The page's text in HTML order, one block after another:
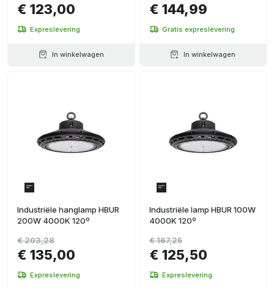
€ 123,00
Expreslevering
In winkelwagen
€ 144,99
Gratis expreslevering
In winkelwagen
Industriële hanglamp HBUR
200W 4000K 120º
€ 135,00
€ 203,28
Expreslevering
Industriële lamp HBUR 100W
4000K 120º
€ 125,50
€ 167,25
Expreslevering